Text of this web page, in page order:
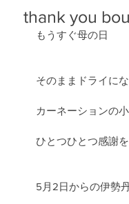
thank you
もうすぐ母の日
そのままドライに
カーネーションの
ひとつひとつ感謝
5月2日からの伊勢